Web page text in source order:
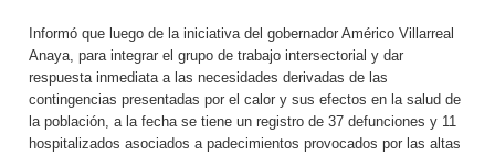
Informó que luego de la iniciativa del gobernador Américo Villarreal
Anaya, para integrar el grupo de trabajo intersectorial y dar
respuesta inmediata a las necesidades derivadas de las
contingencias presentadas por el calor y sus efectos en la salud de
la población, a la fecha se tiene un registro de 37 defunciones y 11
hospitalizados asociados a padecimientos provocados por las altas